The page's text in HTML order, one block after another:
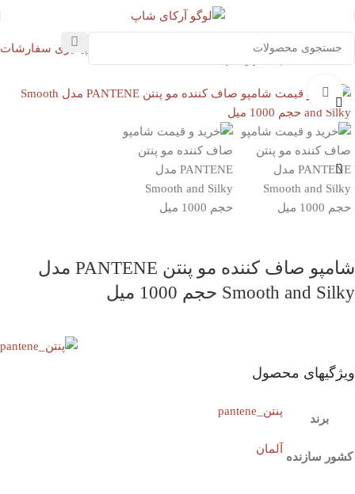
پیگیری سفارشات
استحمام شامپو سر
بزرگنمایی تصویر
شامپو صاف کننده مو پنتن PANTENE مدل
Smooth and Silky حجم 1000 میل
ویژگیهای محصول
برند
پنتن_pantene
کشور سازنده
آلمان